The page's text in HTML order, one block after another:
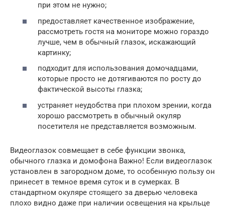
при этом не нужно;
предоставляет качественное изображение,
рассмотреть гостя на мониторе можно гораздо
лучше, чем в обычный глазок, искажающий
картинку;
подходит для использования домочадцами,
которые просто не дотягиваются по росту до
фактической высоты глазка;
устраняет неудобства при плохом зрении, когда
хорошо рассмотреть в обычный окуляр
посетителя не представляется возможным.
Видеоглазок совмещает в себе функции звонка,
обычного глазка и домофона Важно! Если видеоглазок
установлен в загородном доме, то особенную пользу он
принесет в темное время суток и в сумерках. В
стандартном окуляре стоящего за дверью человека
плохо видно даже при наличии освещения на крыльце